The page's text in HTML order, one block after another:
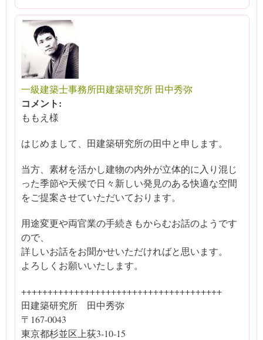
一級建築士事務所田建築研究所 田中秀弥
コメント:
ももえ様
はじめまして、田建築研究所の田中と申します。
当方、素材を活かし建物の内外が立体的に入り混じ
った季節や天候で日々新しい発見のある快適な空間
をご提案させていただいております。
用途変更や両官業の手続きもからむお話のようです
ので、
詳しいお話をお聞かせいただければと思います。
よろしくお願いいたします。
++++++++++++++++++++++++++++++++++++++
田建築研究所 田中秀弥
〒167-0043
東京都杉並区上荻3-10-15